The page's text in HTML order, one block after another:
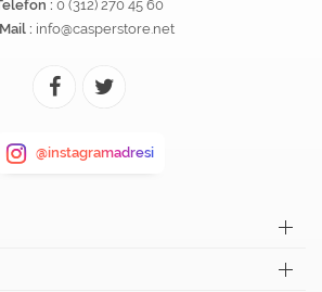
: 0 (312) 270 45 60
: info@casperstore.net
@instagramadresi